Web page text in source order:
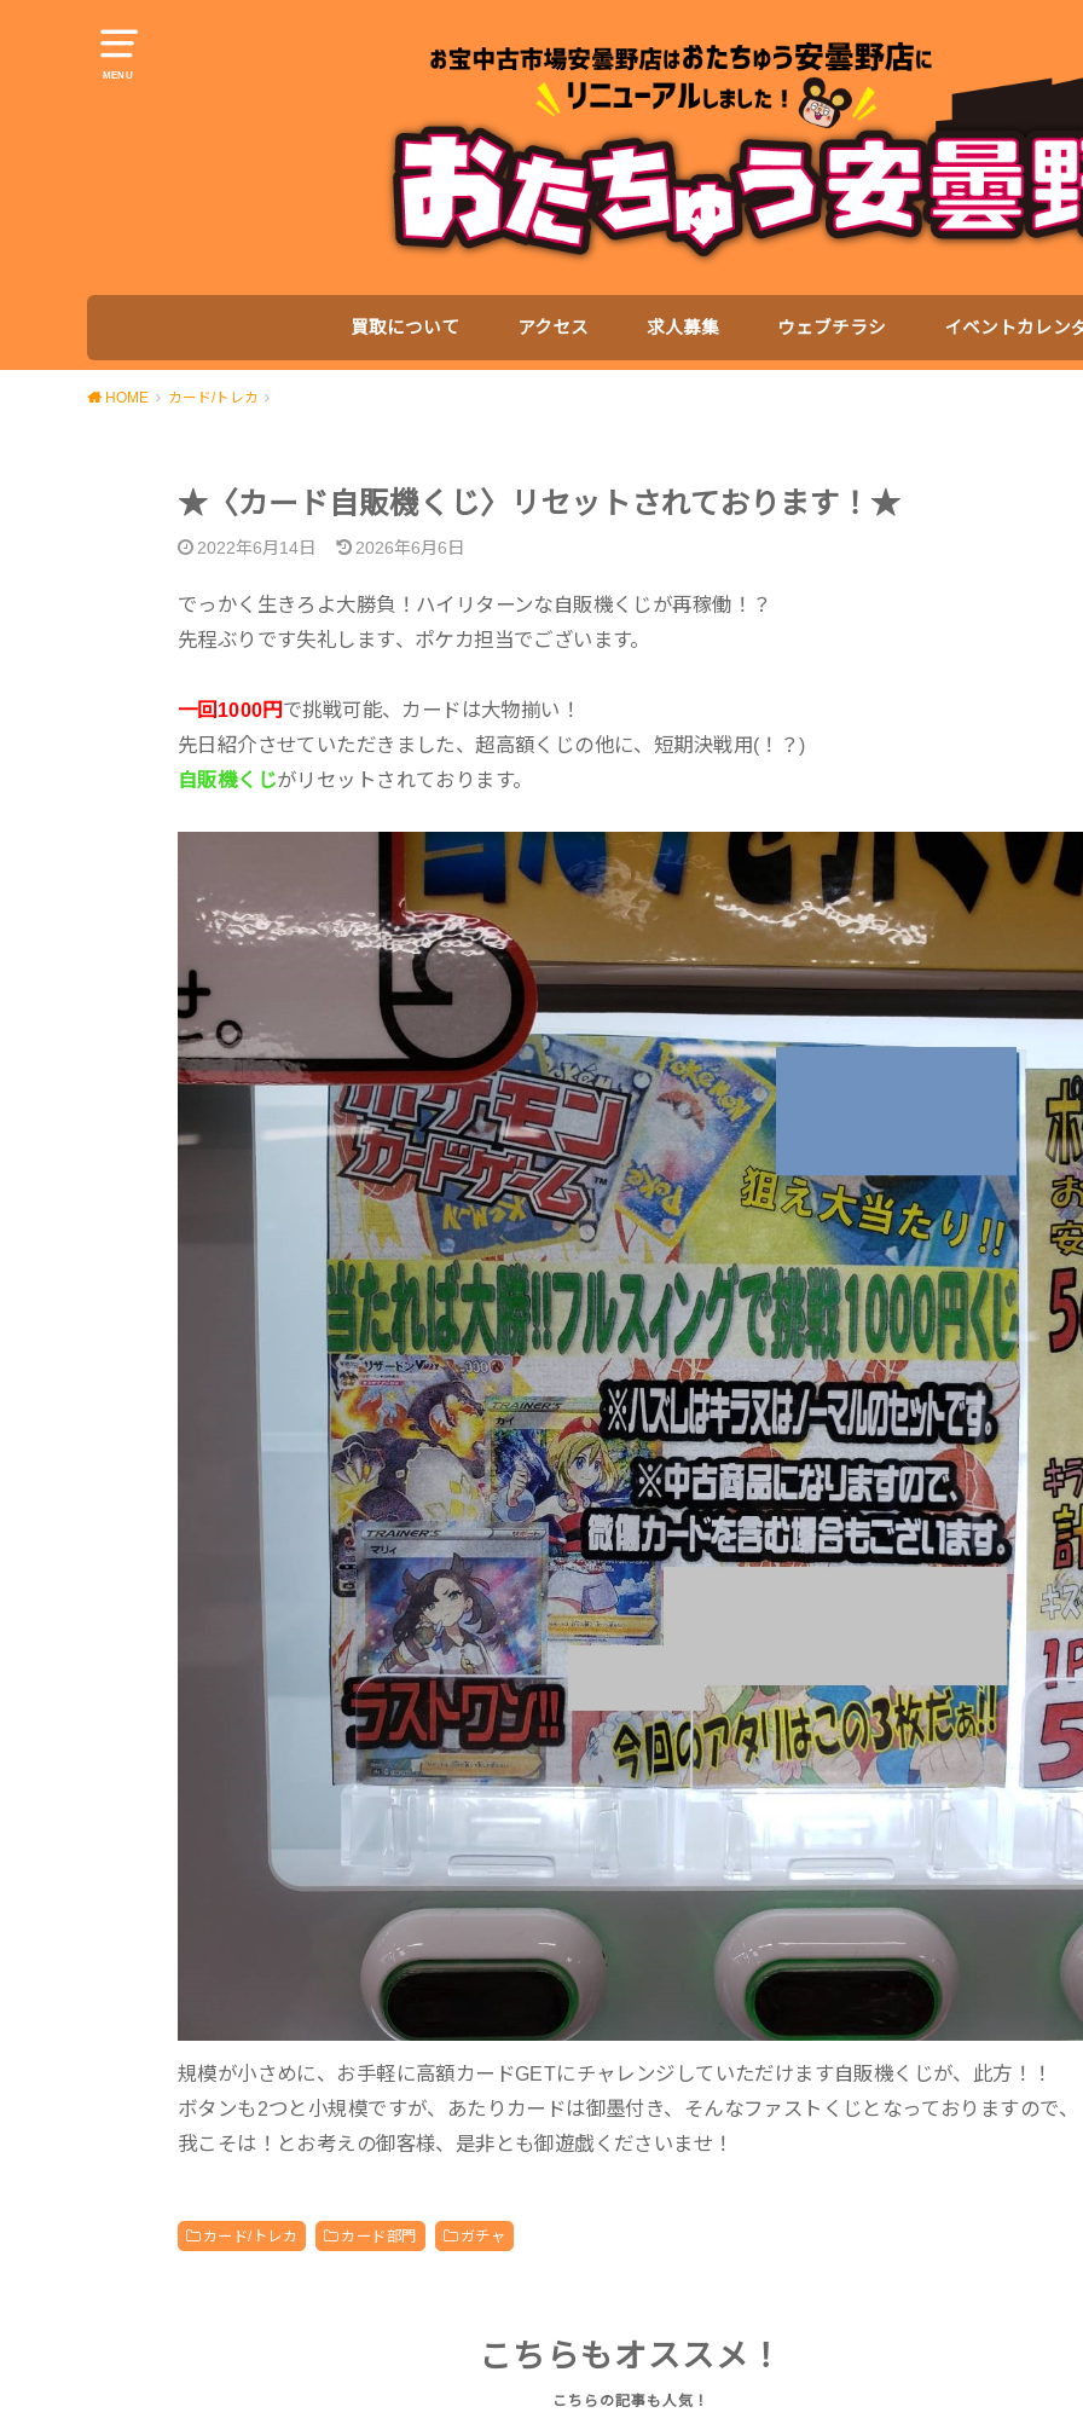
MENU
買取について アクセス 求人募集 ウェブチラシ イベントカレン
HOME カード/トレカ
★〈カード自販機くじ〉リセットされております！★
2022年6月14日 2026年6月6日
でっかく生きろよ大勝負！ハイリターンな自販機くじが再稼働！？
先程ぶりです失礼します、ポケカ担当でございます。
一回1000円 で挑戦可能、カードは大物揃い！
先日紹介させていただきました、超高額くじの他に、短期決戦用(！？)
自販機くじがリセットされております。
規模が小さめに、お手軽に高額カードGETにチャレンジしていただけます自販機くじが、此方！！
ボタンも2つと小規模ですが、あたりカードは御墨付き、そんなファストくじとなっておりますので、
我こそは！とお考えの御客様、是非とも御遊戯くださいませ！
カード/トレカ カード部門 ガチャ
こちらもオススメ！